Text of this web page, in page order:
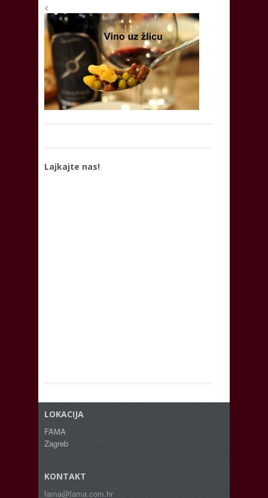
<
Lajkajte nas!
LOKACIJA
FAMA
Zagreb
KONTAKT
fama@fama.com.hr